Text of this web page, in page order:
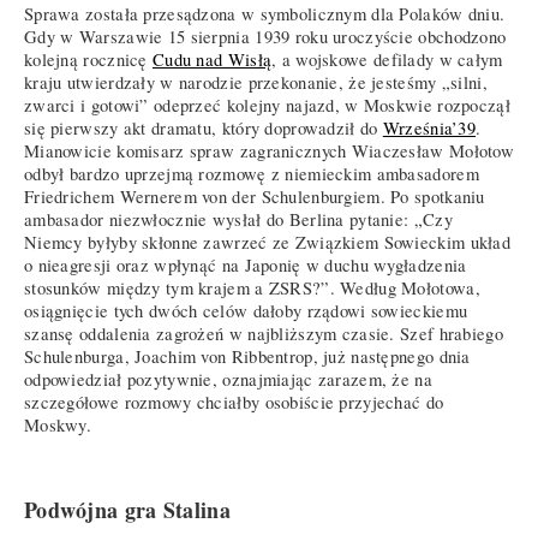
Sprawa została przesądzona w symbolicznym dla Polaków dniu.
Gdy w Warszawie 15 sierpnia 1939 roku uroczyście obchodzono
kolejną rocznicę Cudu nad Wisłą, a wojskowe defilady w całym
kraju utwierdzały w narodzie przekonanie, że jesteśmy „silni,
zwarci i gotowi” odeprzeć kolejny najazd, w Moskwie rozpoczął
się pierwszy akt dramatu, który doprowadził do Września’39.
Mianowicie komisarz spraw zagranicznych Wiaczesław Mołotow
odbył bardzo uprzejmą rozmowę z niemieckim ambasadorem
Friedrichem Wernerem von der Schulenburgiem. Po spotkaniu
ambasador niezwłocznie wysłał do Berlina pytanie: „Czy
Niemcy byłyby skłonne zawrzeć ze Związkiem Sowieckim układ
o nieagresji oraz wpłynąć na Japonię w duchu wygładzenia
stosunków między tym krajem a ZSRS?”. Według Mołotowa,
osiągnięcie tych dwóch celów dałoby rządowi sowieckiemu
szansę oddalenia zagrożeń w najbliższym czasie. Szef hrabiego
Schulenburga, Joachim von Ribbentrop, już następnego dnia
odpowiedział pozytywnie, oznajmiając zarazem, że na
szczegółowe rozmowy chciałby osobiście przyjechać do
Moskwy.
Podwójna gra Stalina